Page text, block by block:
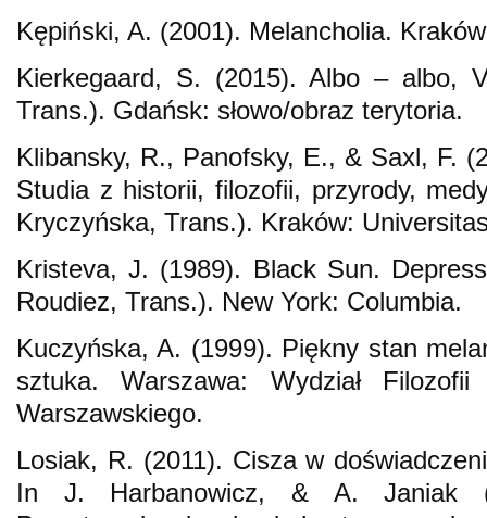
Kępiński, A. (2001). Melancholia.
Kierkegaard, S. (2015). Albo – albo,
Trans.). Gdańsk: słowo/obraz terytoria.
Klibansky, R., Panofsky, E., & Saxl, F.
Studia z historii, filozofii, przyrody,
Kryczyńska, Trans.). Kraków:
Kristeva, J. (1989). Black Sun.
Roudiez, Trans.). New York: Columbia.
Kuczyńska, A. (1999). Piękny stan
sztuka. Warszawa: Wydział
Warszawskiego.
Losiak, R. (2011). Cisza w
In J. Harbanowicz, & A. Janiak